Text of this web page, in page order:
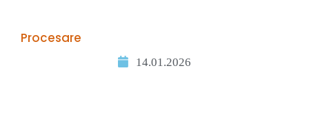
Procesare
14.01.2026